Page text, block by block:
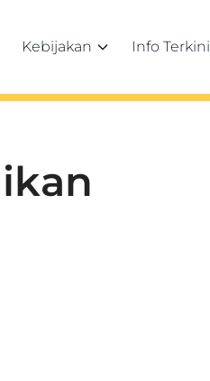
Kebijakan Info Terkini